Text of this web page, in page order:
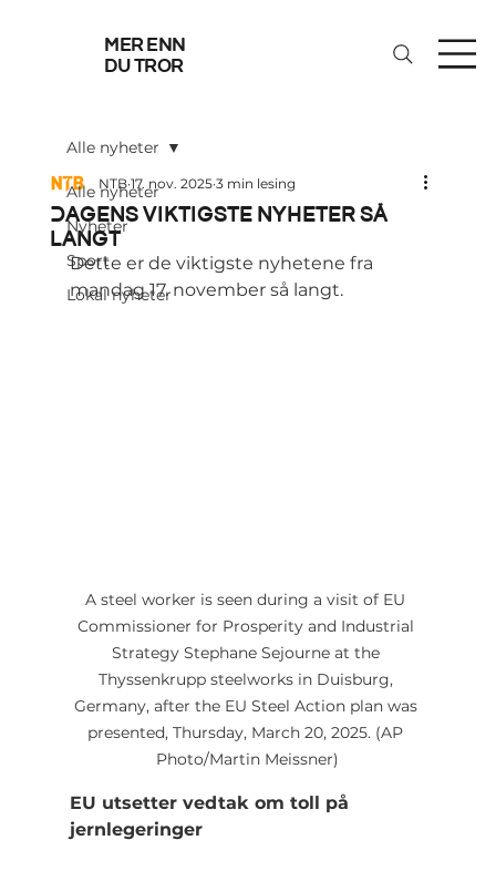
mer enn
du tror
Alle nyheter
Nyheter
Sport
Lokal nyheter
Alle nyheter
Dagens viktigste nyheter så
langt
NTB 17. nov. 2025 3 min lesing
Dette er de viktigste nyhetene fra
mandag 17. november så langt.
A steel worker is seen during a visit of EU
Commissioner for Prosperity and Industrial
Strategy Stephane Sejourne at the
Thyssenkrupp steelworks in Duisburg,
Germany, after the EU Steel Action plan was
presented, Thursday, March 20, 2025. (AP
Photo/Martin Meissner)
EU utsetter vedtak om toll på
jernlegeringer